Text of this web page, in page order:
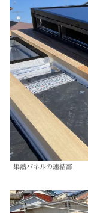
集熱パネルの連結部